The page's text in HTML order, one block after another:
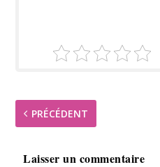
PRÉCÉDENT
Laisser un commentaire